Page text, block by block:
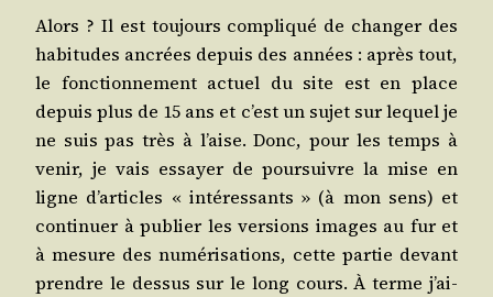
Alors ? Il est tou­jours com­pli­qué de chan­ger des
habi­tudes ancrées depuis des années : après tout,
le fonc­tion­ne­ment actuel du site est en place
depuis plus de 15 ans et c’est un sujet sur lequel je
ne suis pas très à l’aise. Donc, pour les temps à
venir, je vais essayer de pour­suivre la mise en
ligne d’ar­ticles « inté­res­sants » (à mon sens) et
conti­nuer à publier les ver­sions images au fur et
à mesure des numé­ri­sa­tions, cette par­tie devant
prendre le des­sus sur le long cours. À terme j’ai­